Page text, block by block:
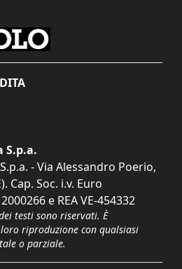
S.p.a.
- Via Alessandro Poerio,
Cap. Soc. i.v. Euro
e REA VE-454332
testi sono riservati. È
riproduzione con qualsiasi
o parziale.